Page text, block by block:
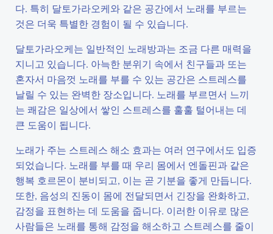
다. 특히 달토가라오케와 같은 공간에서 노래를 부르는
것은 더욱 특별한 경험이 될 수 있습니다.
달토가라오케는 일반적인 노래방과는 조금 다른 매력을
지니고 있습니다. 아늑한 분위기 속에서 친구들과 또는
혼자서 마음껏 노래를 부를 수 있는 공간은 스트레스를
날릴 수 있는 완벽한 장소입니다. 노래를 부르면서 느끼
는 쾌감은 일상에서 쌓인 스트레스를 훌훌 털어내는 데
큰 도움이 됩니다.
노래가 주는 스트레스 해소 효과는 여러 연구에서도 입증
되었습니다. 노래를 부를 때 우리 몸에서 엔돌핀과 같은
행복 호르몬이 분비되고, 이는 곧 기분을 좋게 만듭니다.
또한, 음성의 진동이 몸에 전달되면서 긴장을 완화하고,
감정을 표현하는 데 도움을 줍니다. 이러한 이유로 많은
사람들은 노래를 통해 감정을 해소하고 스트레스를 줄이